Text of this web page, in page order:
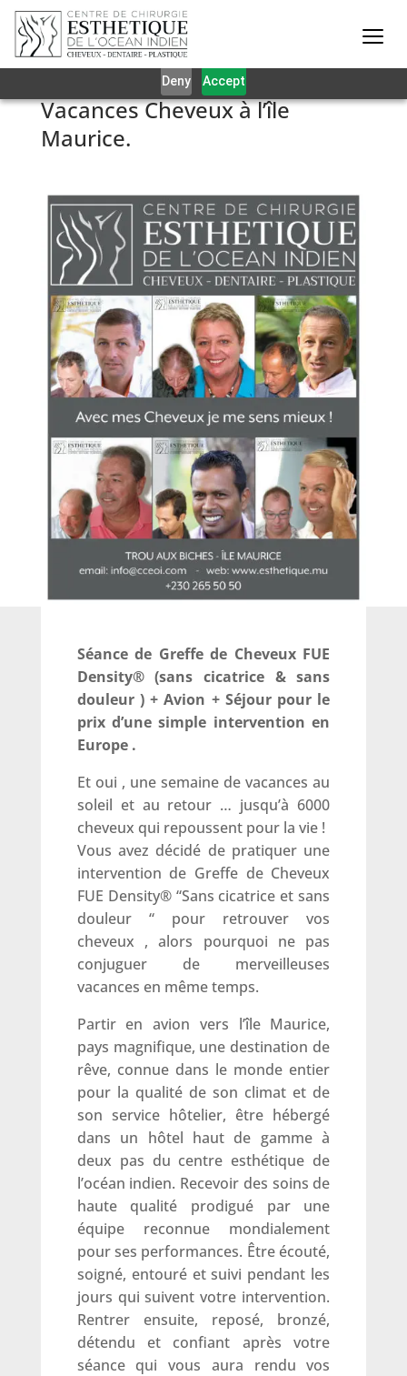
Our website uses cookies to give you the best and most
relevant experience. By clicking on accept, you give your
consent to the use of cookies as per our privacy policy.
Deny Accept
Vacances Cheveux à l’île
Maurice.
Séance de Greffe de Cheveux FUE
Density® (sans cicatrice & sans
douleur ) + Avion + Séjour pour le
prix d’une simple intervention en
Europe .
Et oui , une semaine de vacances au
soleil et au retour … jusqu’à 6000
cheveux qui repoussent pour la vie !
Vous avez décidé de pratiquer une
intervention de Greffe de Cheveux
FUE Density® “Sans cicatrice et sans
douleur “ pour retrouver vos
cheveux , alors pourquoi ne pas
conjuguer de merveilleuses
vacances en même temps.
Partir en avion vers l’île Maurice,
pays magnifique, une destination de
rêve, connue dans le monde entier
pour la qualité de son climat et de
son service hôtelier, être hébergé
dans un hôtel haut de gamme à
deux pas du centre esthétique de
l’océan indien. Recevoir des soins de
haute qualité prodigué par une
équipe reconnue mondialement
pour ses performances. Être écouté,
soigné, entouré et suivi pendant les
jours qui suivent votre intervention.
Rentrer ensuite, reposé, bronzé,
détendu et confiant après votre
séance qui vous aura rendu vos